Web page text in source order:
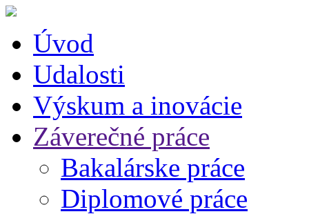
Úvod
Udalosti
Výskum a inovácie
Záverečné práce
Bakalárske práce
Diplomové práce